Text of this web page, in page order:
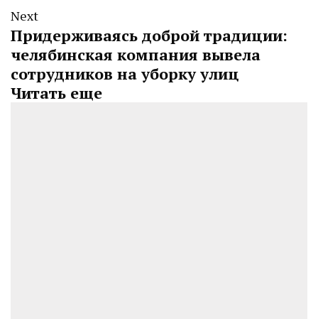
Next
Придерживаясь доброй традиции:
челябинская компания вывела
сотрудников на уборку улиц
Читать еще